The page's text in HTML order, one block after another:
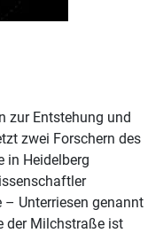
zur Entstehung und
zwei Forschern des
in Heidelberg
Unterriesen genannt
der Milchstraße ist